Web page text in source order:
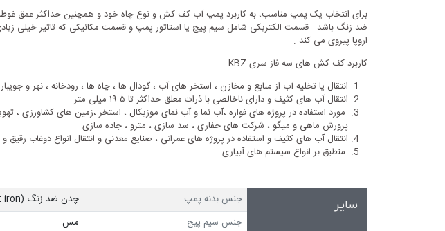
برای انتخاب یک پمپ مناسب، به کاربرد پمپ آب کف کش و نوع چاه خود و همچنین حداکثر عمق
ضد زنگ باشد . قسمت الکتریکی شامل سیم پیچ یا استاتور پمپ و قسمت مکانیکی که تاثیر خیلی
اروپا پیروی می کند .
کاربرد کف کش های سه فاز سری KBZ
انتقال یا تخلیه آب از منابع و مخازن ، استخر های آب ، گودال ها ، چاه ها ، رودخانه ، نهر و
انتقال آب های کثیف و دارای ناخالصی با ذرات معلق حداکثر تا ۱۹.۵ میلی متر
مورد استفاده در پروژه های فواره ،آب نما و آب نمای موزیکال ، استخر ،زمین های کشاورزی ،
پرورش ماهی و میگو ، شرکت های حفاری ، سد سازی ، مترو ، جاده سازی
انتقال آب های کثیف و استفاده در پروژه های عمرانی ، صنایع معدنی و انتقال انواع دوغاب رقیق و سیالات
منطبق بر انواع سیستم های آبیاری
سایر جنس بدنه پمپ
چدن ضد زنگ (Cast iron)
جنس سیم پیج
مس